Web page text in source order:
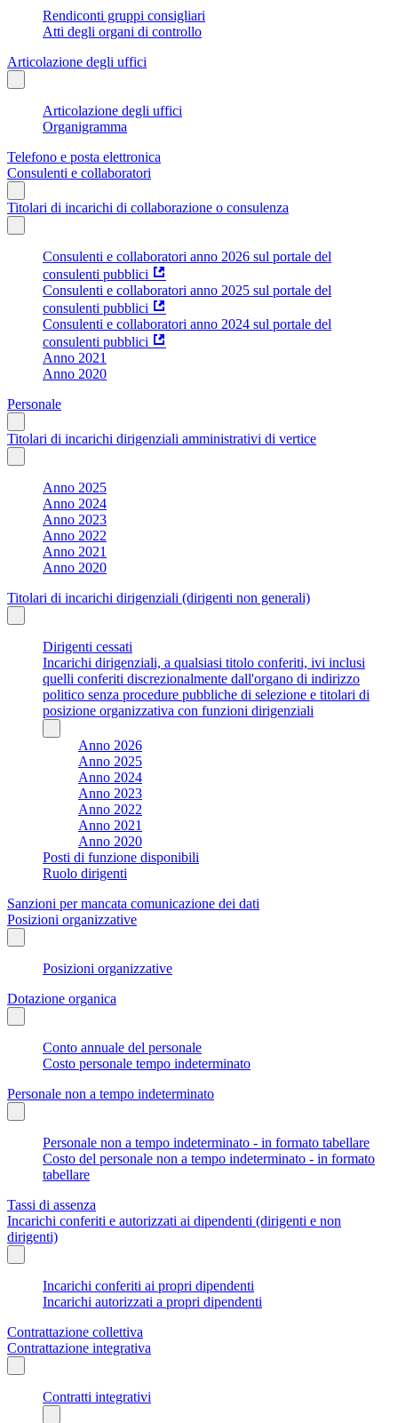
Rendiconti gruppi consigliari
Atti degli organi di controllo
Articolazione degli uffici
Articolazione degli uffici
Organigramma
Telefono e posta elettronica
Consulenti e collaboratori
Titolari di incarichi di collaborazione o consulenza
Consulenti e collaboratori anno 2026 sul portale del
consulenti pubblici
Consulenti e collaboratori anno 2025 sul portale del
consulenti pubblici
Consulenti e collaboratori anno 2024 sul portale del
consulenti pubblici
Anno 2021
Anno 2020
Personale
Titolari di incarichi dirigenziali amministrativi di vertice
Anno 2025
Anno 2024
Anno 2023
Anno 2022
Anno 2021
Anno 2020
Titolari di incarichi dirigenziali (dirigenti non generali)
Dirigenti cessati
Incarichi dirigenziali, a qualsiasi titolo conferiti, ivi inclusi
quelli conferiti discrezionalmente dall'organo di indirizzo
politico senza procedure pubbliche di selezione e titolari di
posizione organizzativa con funzioni dirigenziali
Anno 2026
Anno 2025
Anno 2024
Anno 2023
Anno 2022
Anno 2021
Anno 2020
Posti di funzione disponibili
Ruolo dirigenti
Sanzioni per mancata comunicazione dei dati
Posizioni organizzative
Posizioni organizzative
Dotazione organica
Conto annuale del personale
Costo personale tempo indeterminato
Personale non a tempo indeterminato
Personale non a tempo indeterminato - in formato tabellare
Costo del personale non a tempo indeterminato - in formato
tabellare
Tassi di assenza
Incarichi conferiti e autorizzati ai dipendenti (dirigenti e non
dirigenti)
Incarichi conferiti ai propri dipendenti
Incarichi autorizzati a propri dipendenti
Contrattazione collettiva
Contrattazione integrativa
Contratti integrativi